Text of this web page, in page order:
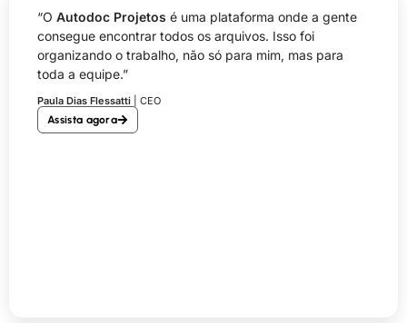
“O Autodoc Projetos é uma plataforma onde a gente
consegue encontrar todos os arquivos. Isso foi
organizando o trabalho, não só para mim, mas para
toda a equipe.”
Paula Dias Flessatti | CEO
Assista agora